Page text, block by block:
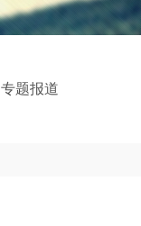
专题报道